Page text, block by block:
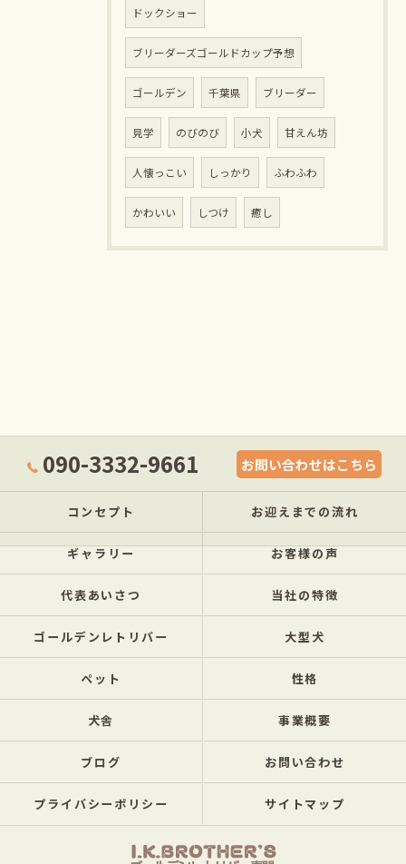
ドックショー
ブリーダーズゴールドカップ予想
ゴールデン 千葉県 ブリーダー
見学 のびのび 小犬 甘えん坊
人懐っこい しっかり ふわふわ
かわいい しつけ 癒し
090-3332-9661 お問い合わせはこちら
コンセプト お迎えまでの流れ
ギャラリー お客様の声
代表あいさつ 当社の特徴
ゴールデンレトリバー 大型犬
ペット 性格
犬舎 事業概要
ブログ お問い合わせ
プライバシーポリシー サイトマップ